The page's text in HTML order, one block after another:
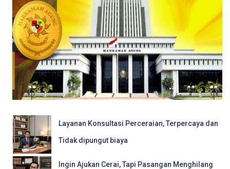
Layanan Konsultasi Perceraian, Terpercaya dan
Tidak dipungut biaya
Ingin Ajukan Cerai, Tapi Pasangan Menghilang